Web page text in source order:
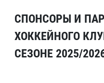
СПОНСОРЫ И
ХОККЕЙНОГО
СЕЗОНЕ 2025/